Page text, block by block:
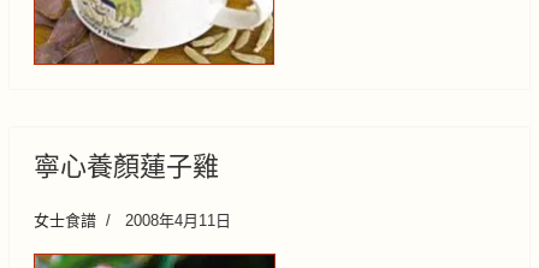
寧心養顏蓮子雞
女士食譜 2008年4月11日